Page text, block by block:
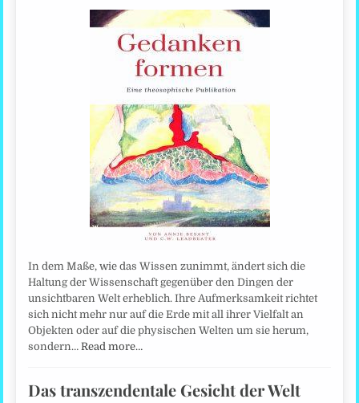
In dem Maße, wie das Wissen zunimmt, ändert sich die
Haltung der Wissenschaft gegenüber den Dingen der
unsichtbaren Welt erheblich. Ihre Aufmerksamkeit richtet
sich nicht mehr nur auf die Erde mit all ihrer Vielfalt an
Objekten oder auf die physischen Welten um sie herum,
sondern…Read more…
Das transzendentale Gesicht der Welt